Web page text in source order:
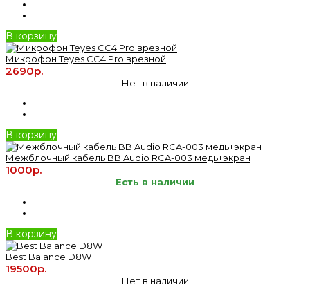
В корзину
Микрофон Teyes CC4 Pro врезной
2690р.
Нет в наличии
В корзину
Межблочный кабель BB Audio RCA-003 медь+экран
1000р.
Есть в наличии
В корзину
Best Balance D8W
19500р.
Нет в наличии